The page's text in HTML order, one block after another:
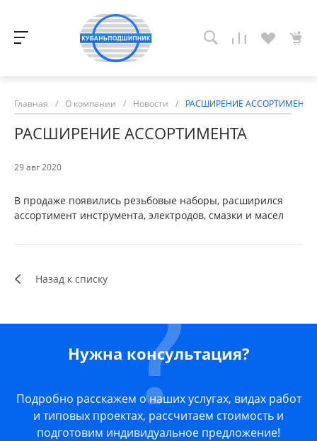
Главная / О компании / Новости / РАСШИРЕНИЕ АССОРТИМЕНТА
РАСШИРЕНИЕ АССОРТИМЕНТА
29 авг 2020
В продаже появились резьбовые наборы, расширился
ассортимент инструмента, электродов, смазки и масел
Назад к списку
Нужна консультация?
Подробно расскажем о наших услугах, видах работ
и типовых проектах, рассчитаем стоимость и
подготовим индивидуальное предложение!